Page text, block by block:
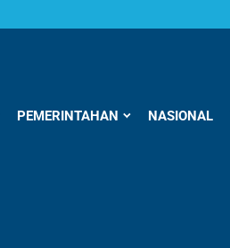
PEMERINTAHAN NASIONAL